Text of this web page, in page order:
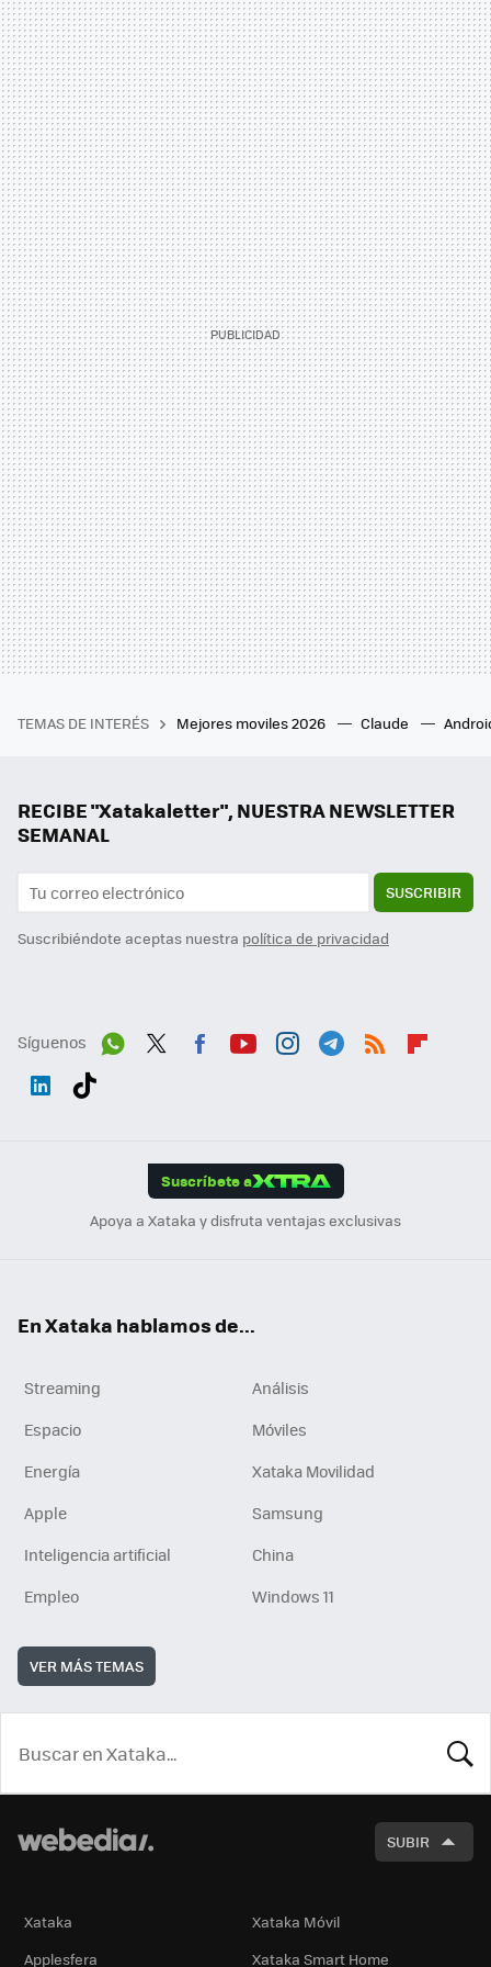
TEMAS DE INTERÉS Mejores moviles 2026 Claude
RECIBE "Xatakaletter", NUESTRA NEWSLETTER
SEMANAL
SUSCRIBIR
Suscribiéndote aceptas nuestra política de privacidad
Síguenos
Suscríbete a
Apoya a Xataka y disfruta ventajas exclusivas
En Xataka hablamos de...
Streaming
Análisis
Espacio
Móviles
Energía
Xataka Movilidad
Apple
Samsung
Inteligencia artificial
China
Empleo
Windows 11
VER MÁS TEMAS
SUBIR
Xataka
Xataka Móvil
Applesfera
Xataka Smart Home